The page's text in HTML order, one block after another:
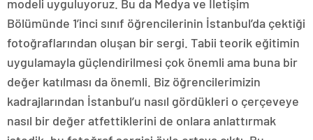
modeli uyguluyoruz. Bu da Medya ve İletişim
Bölümünde 1’inci sınıf öğrencilerinin İstanbul’da çektiği
fotoğraflarından oluşan bir sergi. Tabii teorik eğitimin
uygulamayla güçlendirilmesi çok önemli ama buna bir
değer katılması da önemli. Biz öğrencilerimizin
kadrajlarından İstanbul’u nasıl gördükleri o çerçeveye
nasıl bir değer atfettiklerini de onlara anlattırmak